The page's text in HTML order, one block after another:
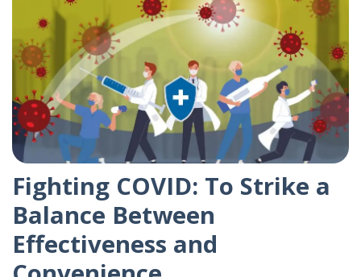
Fighting COVID: To Strike a
Balance Between
Effectiveness and